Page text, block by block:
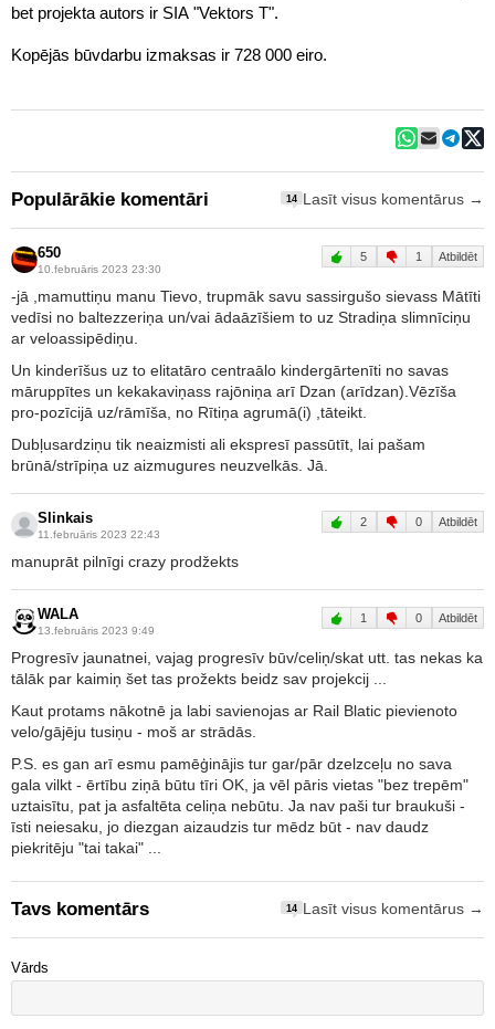
bet projekta autors ir SIA "Vektors T".
Kopējās būvdarbu izmaksas ir 728 000 eiro.
Populārākie komentāri 14 Lasīt visus komentārus →
650
10.februāris 2023 23:30
5 1 Atbildēt
-jā ,mamuttiņu manu Tievo, trupmāk savu sassirgušo sievass Mātīti
vedīsi no baltezzeriņa un/vai ādaāzīšiem to uz Stradiņa slimnīciņu
ar veloassipēdiņu.
Un kinderīšus uz to elitatāro centraālo kindergārtenīti no savas
māruppītes un kekakaviņass rajōniņa arī Dzan (arīdzan).Vēzīša
pro-pozīcijā uz/rāmīša, no Rītiņa agrumā(i) ,tāteikt.
Dubļusardziņu tik neaizmisti ali ekspresī passūtīt, lai pašam
brūnā/strīpiņa uz aizmugures neuzvelkās. Jā.
Slinkais
11.februāris 2023 22:43
2 0 Atbildēt
manuprāt pilnīgi crazy prodžekts
WALA
13.februāris 2023 9:49
1 0 Atbildēt
Progresīv jaunatnei, vajag progresīv būv/celiņ/skat utt. tas nekas ka
tālāk par kaimiņ šet tas prožekts beidz sav projekcij ...
Kaut protams nākotnē ja labi savienojas ar Rail Blatic pievienoto
velo/gājēju tusiņu - moš ar strādās.
P.S. es gan arī esmu pamēģinājis tur gar/pār dzelzceļu no sava
gala vilkt - ērtību ziņā būtu tīri OK, ja vēl pāris vietas "bez trepēm"
uztaisītu, pat ja asfaltēta celiņa nebūtu. Ja nav paši tur braukuši -
īsti neiesaku, jo diezgan aizaudzis tur mēdz būt - nav daudz
piekritēju "tai takai" ...
Tavs komentārs 14 Lasīt visus komentārus →
Vārds